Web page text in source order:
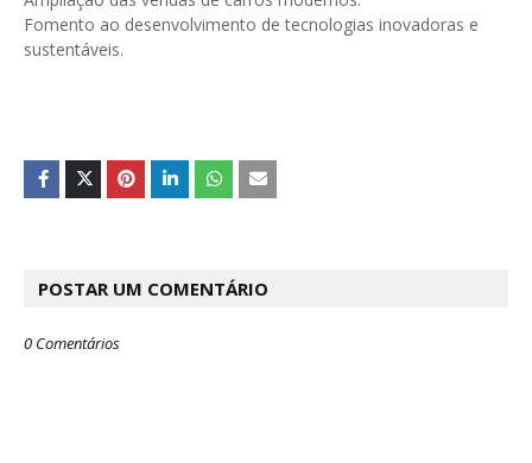
Fomento ao desenvolvimento de tecnologias inovadoras e
sustentáveis.
POSTAR UM COMENTÁRIO
0 Comentários